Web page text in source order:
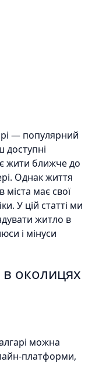
— популярний
доступні
жити ближче до
Однак життя
має свої
У цій статті ми
житло в
і мінуси
околицях
можна
платформи,